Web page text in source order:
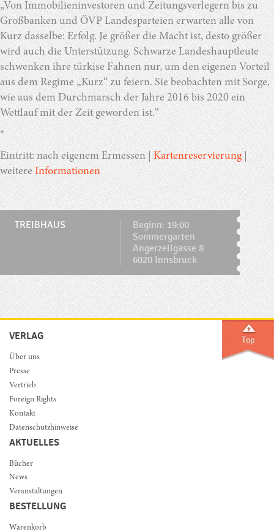
„Von Immobilieninvestoren und Zeitungsverlegern bis zu
Großbanken und ÖVP Landesparteien erwarten alle von
Kurz dasselbe: Erfolg. Je größer die Macht ist, desto größer
wird auch die Unterstützung. Schwarze Landeshauptleute
schwenken ihre türkise Fahnen nur, um den eigenen Vorteil
aus dem Regime „Kurz“ zu feiern. Sie beobachten mit Sorge,
wie aus dem Durchmarsch der Jahre 2016 bis 2020 ein
Wettlauf mit der Zeit geworden ist.“
*
Eintritt: nach eigenem Ermessen |Kartenreservierung|
weitereInformationen
TREIBHAUS
Beginn: 19:00
Sommergarten
Angerzellgasse 8
6020 Innsbruck
VERLAG
Über uns
Presse
Vertrieb
Foreign Rights
Kontakt
Datenschutzhinweise
AKTUELLES
Bücher
News
Veranstaltungen
BESTELLUNG
Warenkorb